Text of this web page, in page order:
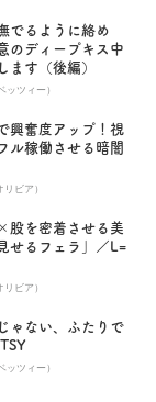
でるように絡め
のディープキス中
ます（後編）
ッツィー）
興奮度アップ！視
ル稼働させる暗闇
ビア）
股を密着させる美
せるフェラ」／L=
ビア）
ゃない、ふたりで
ッツィー）